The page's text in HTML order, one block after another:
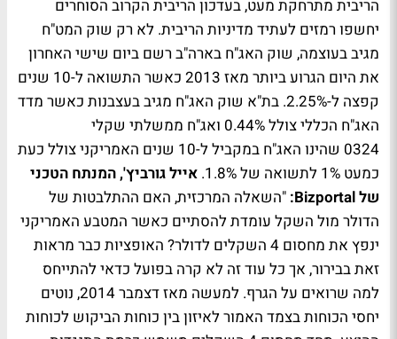
הריבית מתרחקת מעט, בעדכון הריבית הקרוב הסוחרים
יחשפו רמזים לעתיד מדיניות הריבית. לא רק שוק המט"ח
מגיב בעוצמה, שוק האג"ח בארה"ב רשם ביום שישי האחרון
את היום הגרוע ביותר מאז 2013 כאשר התשואה ל-10 שנים
קפצה ל-2.25%. בת"א שוק האג"ח מגיב בעצבנות כאשר מדד
האג"ח הכללי צולל 0.44% ואג"ח ממשלתי שקלי
0324 שהינו האג"ח במקביל ל-10 שנים האמריקני צולל כעת
כמעט 1% לתשואה של 1.8%.
אייל גורביץ', המנתח הטכני
של Bizportal:
"השאלה המרכזית, האם ההתלבטות של
הדולר מול השקל עומדת להסתיים כאשר המטבע האמריקני
ינפץ את מחסום 4 השקלים לדולר? האופציות כבר מראות
זאת בבירור, אך כל עוד זה לא קרה בפועל כדאי להתייחס
למה שרואים על הגרף. למעשה מאז דצמבר 2014, נוטים
יחסי הכוחות בצמד האמור לאיזון בין כוחות הביקוש לכוחות